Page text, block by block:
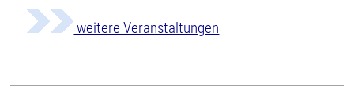
weitere Veranstaltungen